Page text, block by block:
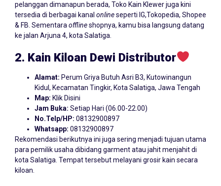
pelanggan dimanapun berada, Toko Kain Klewer juga kini
tersedia di berbagai kanal onlineseperti IG,Tokopedia, Shopee
& FB. Sementara offlineshopnya, kamu bisa langsung datang
ke jalan Arjuna 4, kota Salatiga.
2. Kain Kiloan Dewi Distributor
Alamat: Perum Griya Butuh Asri B3, Kutowinangun
Kidul, Kecamatan Tingkir, Kota Salatiga, Jawa Tengah
Map: Klik Disini
Jam Buka: Setiap Hari (06.00-22.00)
No.Telp/HP: 08132900897
Whatsapp: 08132900897
Rekomendasi berikutnya ini juga sering menjadi tujuan utama
para pemilik usaha dibidang garment atau jahit menjahit di
kota Salatiga. Tempat tersebut melayani grosir kain secara
kiloan.